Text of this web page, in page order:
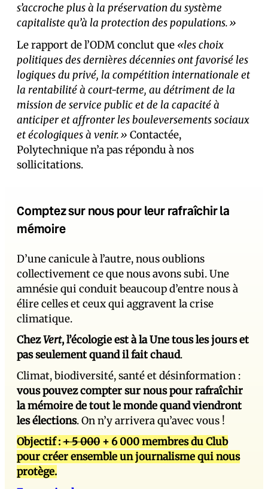
s’accroche plus à la préservation du système
capitaliste qu’à la protection des populations.»
Le rapport de l’ODM conclut que «les choix
politiques des dernières décennies ont favorisé les
logiques du privé, la compétition internationale et
la rentabilité à court-terme, au détriment de la
mission de service public et de la capacité à
anticiper et affronter les bouleversements sociaux
et écologiques à venir.» Contactée,
Polytechnique n’a pas répondu à nos
sollicitations.
Comptez sur nous pour leur rafraîchir la
mémoire
D’une canicule à l’autre, nous oublions
collectivement ce que nous avons subi. Une
amnésie qui conduit beaucoup d’entre nous à
élire celles et ceux qui aggravent la crise
climatique.
ChezVert, l’écologie est à la Une tous les jours et
pas seulement quand il fait chaud.
Climat, biodiversité, santé et désinformation :
vous pouvez compter sur nous pour rafraîchir
la mémoire de tout le monde quand viendront
les élections. On n’y arrivera qu’avec vous !
Objectif :+ 5 000 + 6 000 membres du Club
pour créer ensemble un journalisme qui nous
protège.